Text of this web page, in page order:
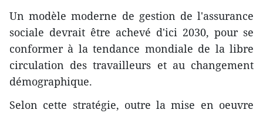
Un modèle moderne de gestion de l'assurance
sociale devrait être achevé d'ici 2030, pour se
conformer à la tendance mondiale de la libre
circulation des travailleurs et au changement
démographique.
Selon cette stratégie, outre ​la mise en oeuvre